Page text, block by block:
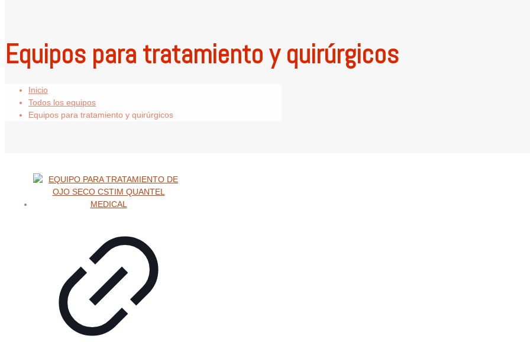
Equipos para tratamiento y quirúrgicos
Inicio
Todos los equipos
Equipos para tratamiento y quirúrgicos